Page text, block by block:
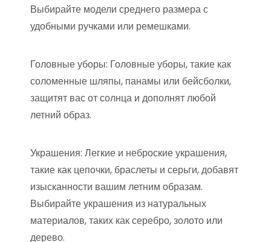
Выбирайте модели среднего размера с
удобными ручками или ремешками.
Головные уборы: Головные уборы, такие как
соломенные шляпы, панамы или бейсболки,
защитят вас от солнца и дополнят любой
летний образ.
Украшения: Легкие и неброские украшения,
такие как цепочки, браслеты и серьги, добавят
изысканности вашим летним образам.
Выбирайте украшения из натуральных
материалов, таких как серебро, золото или
дерево.